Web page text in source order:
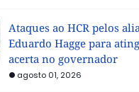
Ataques ao HCR pelos
Eduardo Hagge para
acerta no governador
agosto 01, 2026